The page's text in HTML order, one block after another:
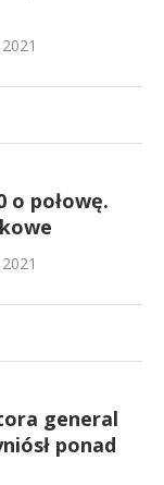
o połowę.
general
ponad